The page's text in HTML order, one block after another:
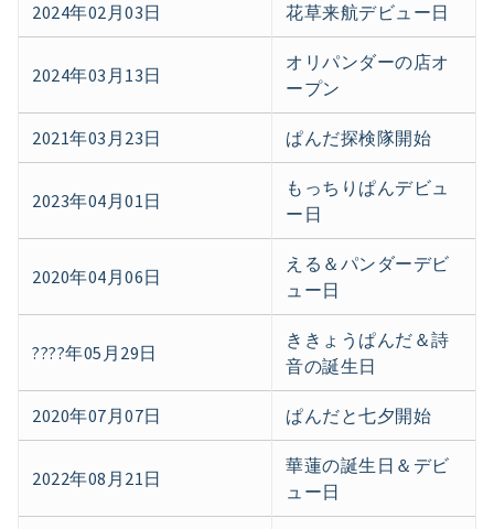
2024年02月03日 花草来航デビュー日
2024年03月13日
オリパンダーの店オ
ープン
2021年03月23日 ぱんだ探検隊開始
2023年04月01日
もっちりぱんデビュ
ー日
2020年04月06日
える＆パンダーデビ
ュー日
????年05月29日
ききょうぱんだ＆詩
音の誕生日
2020年07月07日 ぱんだと七夕開始
2022年08月21日
華蓮の誕生日＆デビ
ュー日